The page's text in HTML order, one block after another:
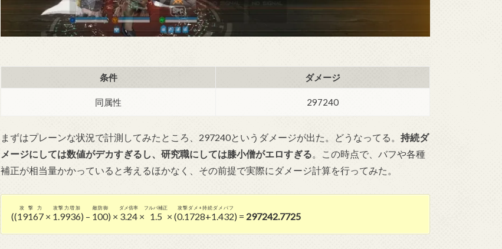
条件 ダメージ
同属性 297240
まずはプレーンな状況で計測してみたところ、297240というダメージが出た。どうなってる。 持続ダ
メージにしては数値がデカすぎるし、研究職にしては膝小僧がエロすぎる。この時点で、バフや各種
補正が相当量かかっていると考えるほかなく、その前提で実際にダメージ計算を行ってみた。
((19167
攻撃力
× 1.9936
攻撃力増加
) – 100
敵防御
) × 3.24
ダメ倍率
× 1.5
フルバ補正
× (0.1728+1.432
攻撃ダメ+持続ダメバフ
) = 297242.7725